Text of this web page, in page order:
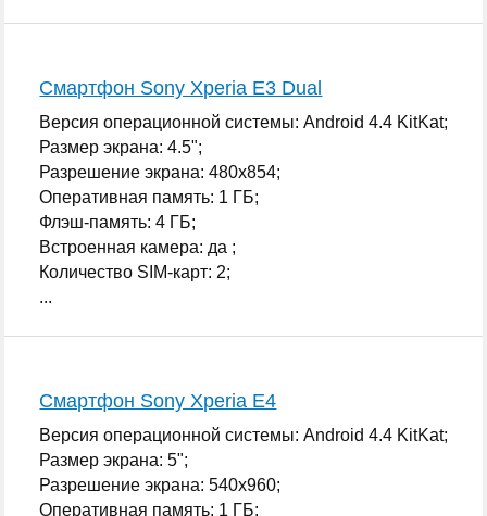
Смартфон Sony Xperia E3 Dual
Версия операционной системы: Android 4.4 KitKat;
Размер экрана: 4.5";
Разрешение экрана: 480x854;
Оперативная память: 1 ГБ;
Флэш-память: 4 ГБ;
Встроенная камера: да ;
Количество SIM-карт: 2;
...
Смартфон Sony Xperia E4
Версия операционной системы: Android 4.4 KitKat;
Размер экрана: 5";
Разрешение экрана: 540x960;
Оперативная память: 1 ГБ;